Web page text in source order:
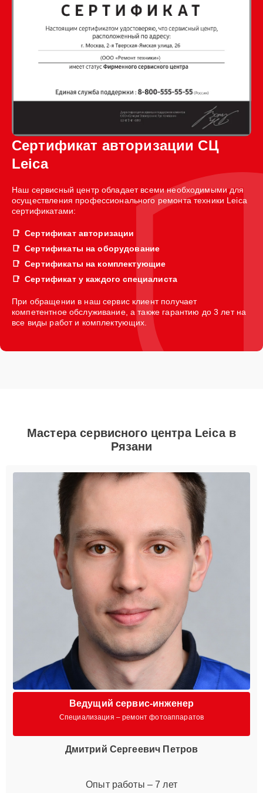
Сертификат авторизации СЦ
Leica
Наш сервисный центр обладает всеми необходимыми для
осуществления профессионального ремонта техники Leica
сертификатами:
Сертификат авторизации
Сертификаты на оборудование
Сертификаты на комплектующие
Сертификат у каждого специалиста
При обращении в наш сервис клиент получает
компетентное обслуживание, а также гарантию до 3 лет на
все виды работ и комплектующих.
Мастера сервисного центра Leica в
Рязани
Ведущий сервис-инженер
Специализация – ремонт фотоаппаратов
Дмитрий Сергеевич Петров
Опыт работы – 7 лет